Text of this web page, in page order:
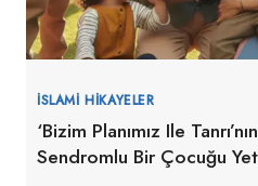
İSLAMI HIKAYELER
‘Bizim Planımız Ile
Sendromlu Bir Çocuğu